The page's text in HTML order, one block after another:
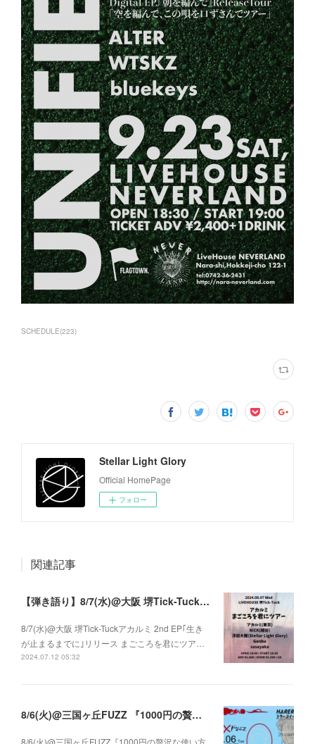
SCHEDULE(223)
Stellar Light Glory
Official HomePage
フォロー
関連記事
【弾き語り】8/7(水)@大阪 堺Tick-Tuck アカルミ 2nd EP｢生きが止まるまでに｣ リリース まごころを君にツアー
8/7(水)@大阪 堺Tick-Tuckアカルミ 2nd EP｢生き
が止まるまでに｣リリース まごころを君にツア…
2024.07.12 05:32
8/6(火)@三国ヶ丘FUZZ 『1000円の贅沢な使い方 vol.71 × 三国ヶ丘FUZZ』
8/6(火)@三国ヶ丘FUZZ『1000円の贅沢な使い方